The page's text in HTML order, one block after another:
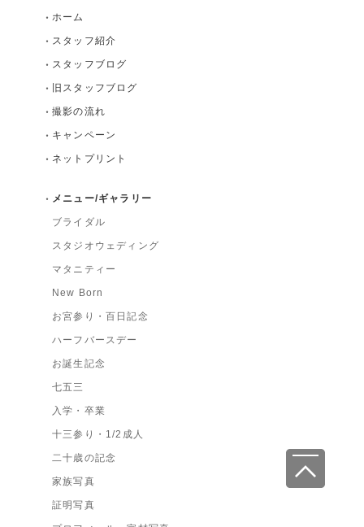
ホーム
スタッフ紹介
スタッフブログ
旧スタッフブログ
撮影の流れ
キャンペーン
ネットプリント
メニュー/ギャラリー
ブライダル
スタジオウェディング
マタニティー
New Born
お宮参り・百日記念
ハーフバースデー
お誕生記念
七五三
入学・卒業
十三参り・1/2成人
二十歳の記念
家族写真
証明写真